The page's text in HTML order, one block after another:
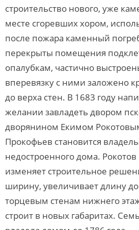
строительство нового, уже
месте сгоревших хором,
после пожара каменный
перекрыты помещения
опалубкам, частично
вперевязку с ними заложено
до верха стен. В 1683 году
желании завладеть двором
дворянином Екимом
Прокофьев становится
недостроенного дома.
изменяет строительное
ширину, увеличивает длину
торцевым стенам нижнего
строит в новых габаритах.